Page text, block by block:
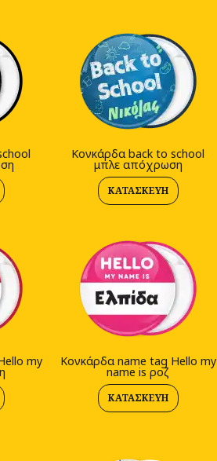
Κονκάρδα back to school
μπλε απόχρωση
ΚΑΤΑΣΚΕΥΉ
my Κονκάρδα name tag Hello my
name is ροζ
ΚΑΤΑΣΚΕΥΉ